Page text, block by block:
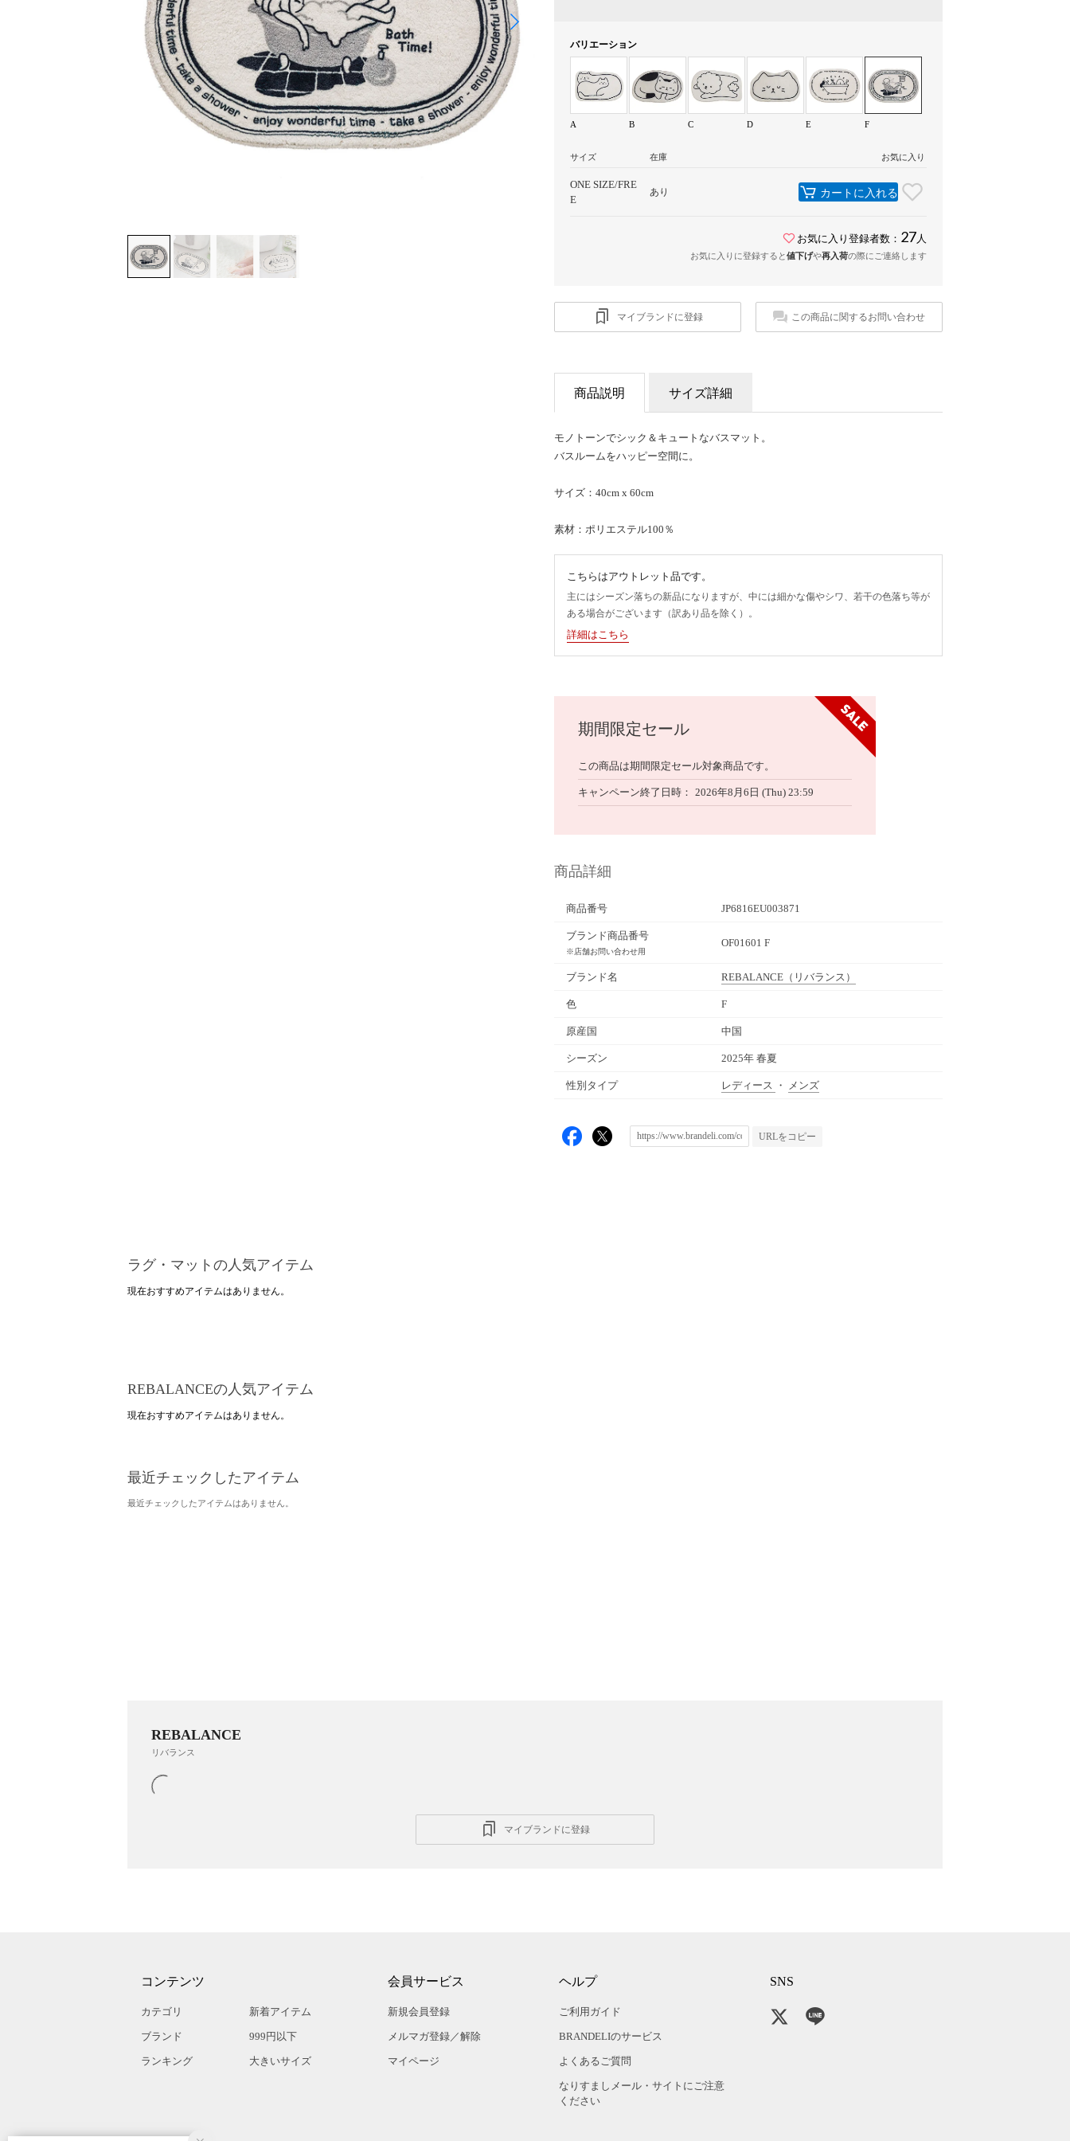
バリエーション
A B C D E F
サイズ 在庫 お気に入り
ONE SIZE/FRE
E
あり カートに入れる
お気に入り登録者数： 27 人
お気に入りに登録すると値下げや再入荷の際にご連絡します
マイブランドに登録 この商品に関するお問い合わせ
商品説明 サイズ詳細
モノトーンでシック＆キュートなバスマット。
バスルームをハッピー空間に。
サイズ：40cm x 60cm
素材：ポリエステル100％
こちらはアウトレット品です。
主にはシーズン落ちの新品になりますが、中には細かな傷やシワ、若干の色落ち等が
ある場合がございます（訳あり品を除く）。
詳細はこちら
期間限定セール
この商品は期間限定セール対象商品です。
キャンペーン終了日時 2026年8月6日 (Thu) 23:59
商品詳細
商品番号 JP6816EU003871
ブランド商品番号
※店舗お問い合わせ用
OF01601 F
ブランド名 REBALANCE （リバランス）
色 F
原産国 中国
シーズン 2025年 春夏
性別タイプ レディース ・ メンズ
URLをコピー
ラグ・マットの人気アイテム
現在おすすめアイテムはありません。
REBALANCEの人気アイテム
現在おすすめアイテムはありません。
最近チェックしたアイテム
最近チェックしたアイテムはありません。
REBALANCE
リバランス
マイブランドに登録
コンテンツ
カテゴリ
ブランド
ランキング
新着アイテム
999円以下
大きいサイズ
会員サービス
新規会員登録
メルマガ登録／解除
マイページ
ヘルプ
ご利用ガイド
BRANDELIのサービス
よくあるご質問
なりすましメール・サイトにご注意
ください
SNS